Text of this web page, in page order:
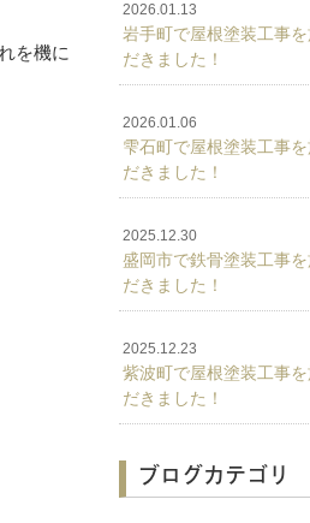
を機に
2026.01.13
岩手町で屋根塗装工事
だきました！
2026.01.06
雫石町で屋根塗装工事
だきました！
2025.12.30
盛岡市で鉄骨塗装工事
だきました！
2025.12.23
紫波町で屋根塗装工事
だきました！
ブログカテゴリ